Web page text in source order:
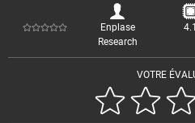
VOTRE
Enplase
Research
4.1